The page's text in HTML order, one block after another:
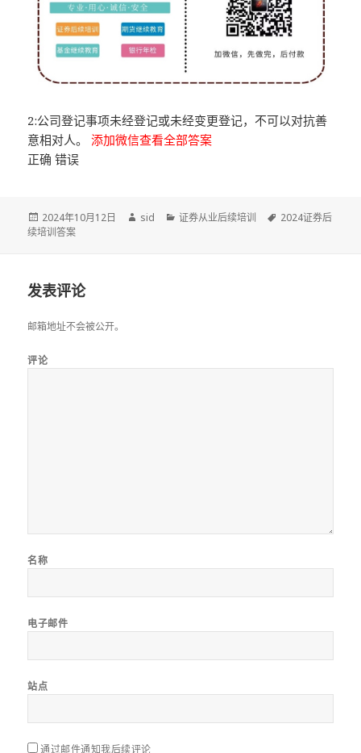
2:公司登记事项未经登记或未经变更登记，不可以对抗善
意相对人。添加微信查看全部答案
正确 错误
发
布
2024年10月12日
作
sid
分
证券从业后续培训
标
2024证券后
续培训答案
发表评论
邮箱地址不会被公开。
评论
名称
电子邮件
站点
通过邮件通知我后续评论